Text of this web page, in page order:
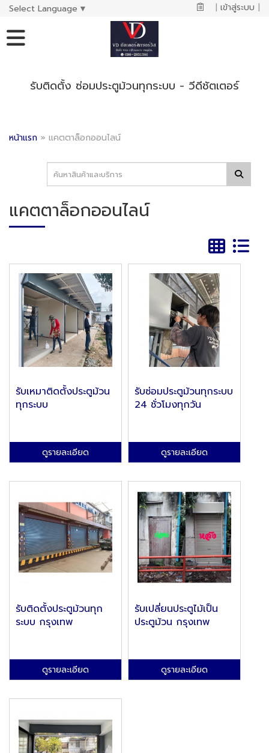
Select Language ▼ | เข้าสู่ระบบ |
รับติดตั้ง ซ่อมประตูม้วนทุกระบบ - วีดีชัตเตอร์
หน้าแรก » แคตตาล็อกออนไลน์
แคตตาล็อกออนไลน์
รับเหมาติดตั้งประตูม้วน
ทุกระบบ
ดูรายละเอียด
รับซ่อมประตูม้วนทุกระบบ
24 ชั่วโมงทุกวัน
ดูรายละเอียด
รับติดตั้งประตูม้วนทุก
ระบบ กรุงเทพ
ดูรายละเอียด
รับเปลี่ยนประตูไม้เป็น
ประตูม้วน กรุงเทพ
ดูรายละเอียด